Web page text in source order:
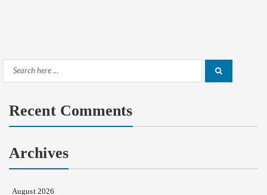
Search
Recent Comments
Archives
August 2026